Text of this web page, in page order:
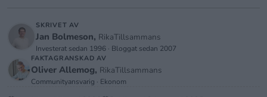
SKRIVET AV
Jan Bolmeson, RikaTillsammans
Investerat sedan 1996 · Bloggat sedan 2007
FAKTAGRANSKAD AV
Oliver Allemog, RikaTillsammans
Communityansvarig · Ekonom